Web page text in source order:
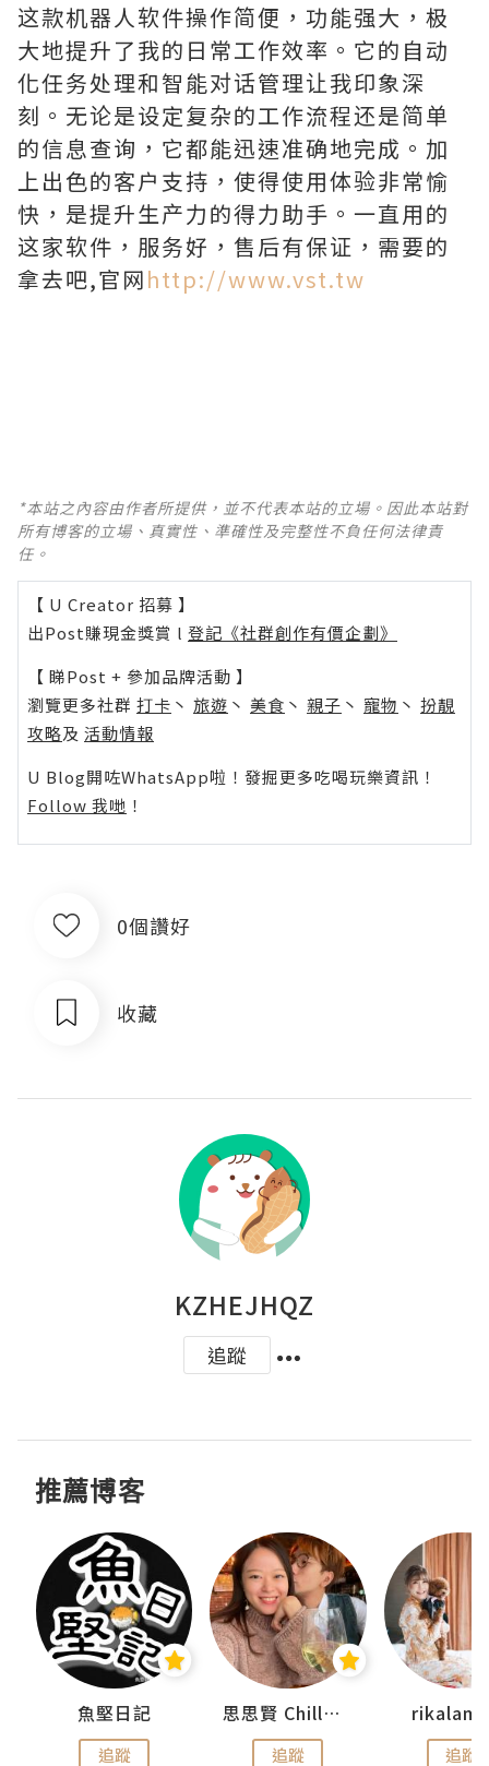
这款机器人软件操作简便，功能强大，极
大地提升了我的日常工作效率。它的自动
化任务处理和智能对话管理让我印象深
刻。无论是设定复杂的工作流程还是简单
的信息查询，它都能迅速准确地完成。加
上出色的客户支持，使得使用体验非常愉
快，是提升生产力的得力助手。一直用的
这家软件，服务好，售后有保证，需要的
拿去吧,官网http://www.vst.tw
*本站之內容由作者所提供，並不代表本站的立場。因此本站對
所有博客的立場、真實性、準確性及完整性不負任何法律責
任。
【 U Creator 招募 】
出Post賺現金獎賞 l 登記《社群創作有價企劃》
【 睇Post + 參加品牌活動 】
瀏覽更多社群 打卡 丶 旅遊 丶 美食 丶 親子 丶 寵物 丶 扮靚
攻略及 活動情報
U Blog開咗WhatsApp啦！發掘更多吃喝玩樂資訊！
Follow 我哋 ！
0個讚好
收藏
KZHEJHQZ
追蹤
推薦博客
魚堅日記
追蹤
思思賢 ChillMyBabe
追蹤 追蹤